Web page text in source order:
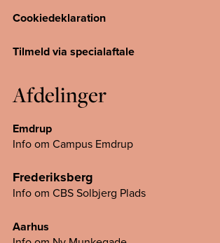
Cookiedeklaration
Tilmeld via specialaftale
Afdelinger
Emdrup
Info om Campus Emdrup
Frederiksberg
Info om CBS Solbjerg Plads
Aarhus